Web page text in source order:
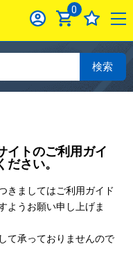
0
検索
イトのご利用ガイ
ださい。
きましてはご利用ガイド
ようお願い申し上げま
て承っておりませんので